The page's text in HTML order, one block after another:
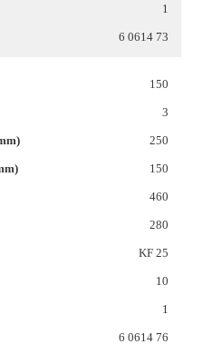
1
6 0614 73
150
3
250
150
460
280
KF 25
10
1
6 0614 76